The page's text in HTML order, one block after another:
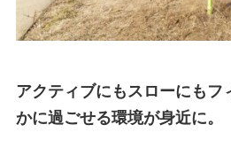
アクティブにもスローにもフ
かに過ごせる環境が身近に。